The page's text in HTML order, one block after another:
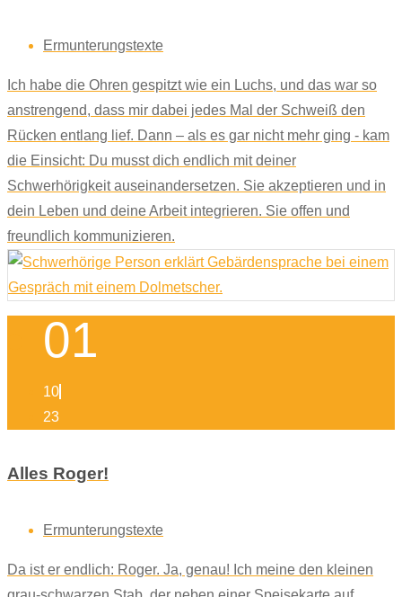
Ermunterungstexte
Ich habe die Ohren gespitzt wie ein Luchs, und das war so
anstrengend, dass mir dabei jedes Mal der Schweiß den
Rücken entlang lief. Dann – als es gar nicht mehr ging - kam
die Einsicht: Du musst dich endlich mit deiner
Schwerhörigkeit auseinandersetzen. Sie akzeptieren und in
dein Leben und deine Arbeit integrieren. Sie offen und
freundlich kommunizieren.
01
10
23
Alles Roger!
Ermunterungstexte
Da ist er endlich: Roger. Ja, genau! Ich meine den kleinen